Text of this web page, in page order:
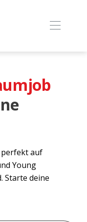
perfekt auf
Young
Starte deine